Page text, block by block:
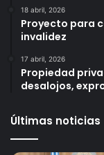
18 abril, 2026
Proyecto para
invalidez
17 abril, 2026
Propiedad
desalojos,
Últimas noticias